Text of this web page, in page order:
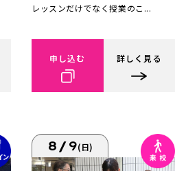
レッスンだけでなく授業のこ...
申し込む 詳しく見る
8/9(日)